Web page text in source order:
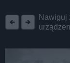
Nawiguj